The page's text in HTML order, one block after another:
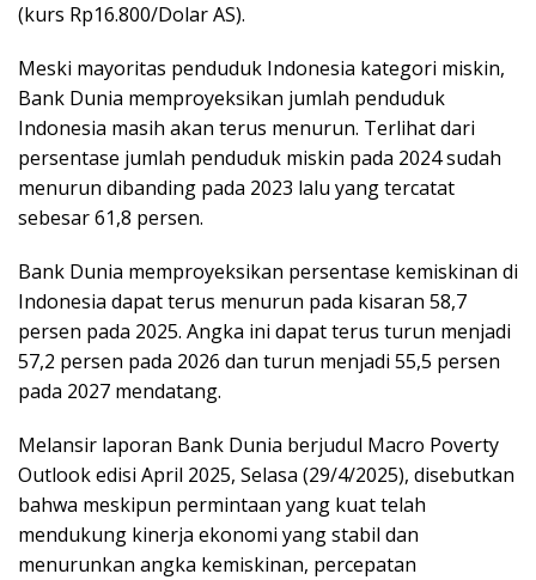
(kurs Rp16.800/Dolar AS).
Meski mayoritas penduduk Indonesia kategori miskin,
Bank Dunia memproyeksikan jumlah penduduk
Indonesia masih akan terus menurun. Terlihat dari
persentase jumlah penduduk miskin pada 2024 sudah
menurun dibanding pada 2023 lalu yang tercatat
sebesar 61,8 persen.
Bank Dunia memproyeksikan persentase kemiskinan di
Indonesia dapat terus menurun pada kisaran 58,7
persen pada 2025. Angka ini dapat terus turun menjadi
57,2 persen pada 2026 dan turun menjadi 55,5 persen
pada 2027 mendatang.
Melansir laporan Bank Dunia berjudul Macro Poverty
Outlook edisi April 2025, Selasa (29/4/2025), disebutkan
bahwa meskipun permintaan yang kuat telah
mendukung kinerja ekonomi yang stabil dan
menurunkan angka kemiskinan, percepatan